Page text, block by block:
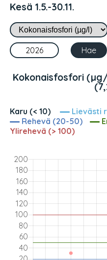
Kesä 1.5.-30.11.
Kokonaisfosfori
Karu (< 10)
Lievästi
Rehevä (20-50)
Ylirehevä (> 100)